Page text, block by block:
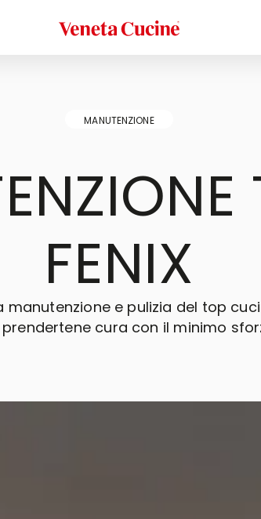
Veneta Cucine
MANUTENZIONE
FENIX
manutenzione e pulizia del top
cura con il minimo